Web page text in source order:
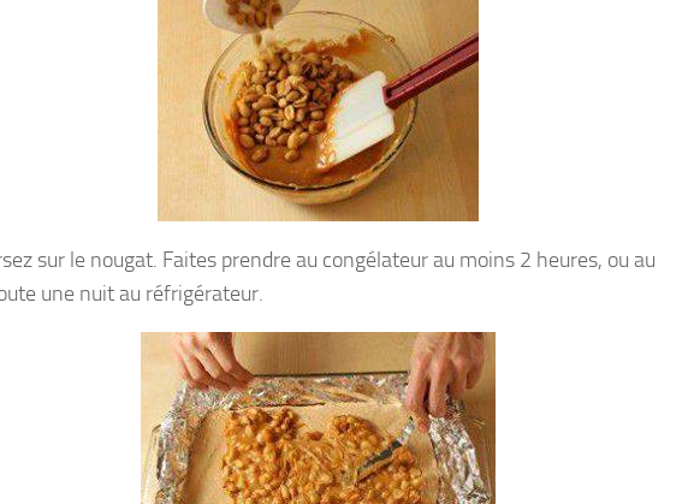
sur le nougat. Faites prendre au congélateur au moins 2 heures, ou au
une nuit au réfrigérateur.